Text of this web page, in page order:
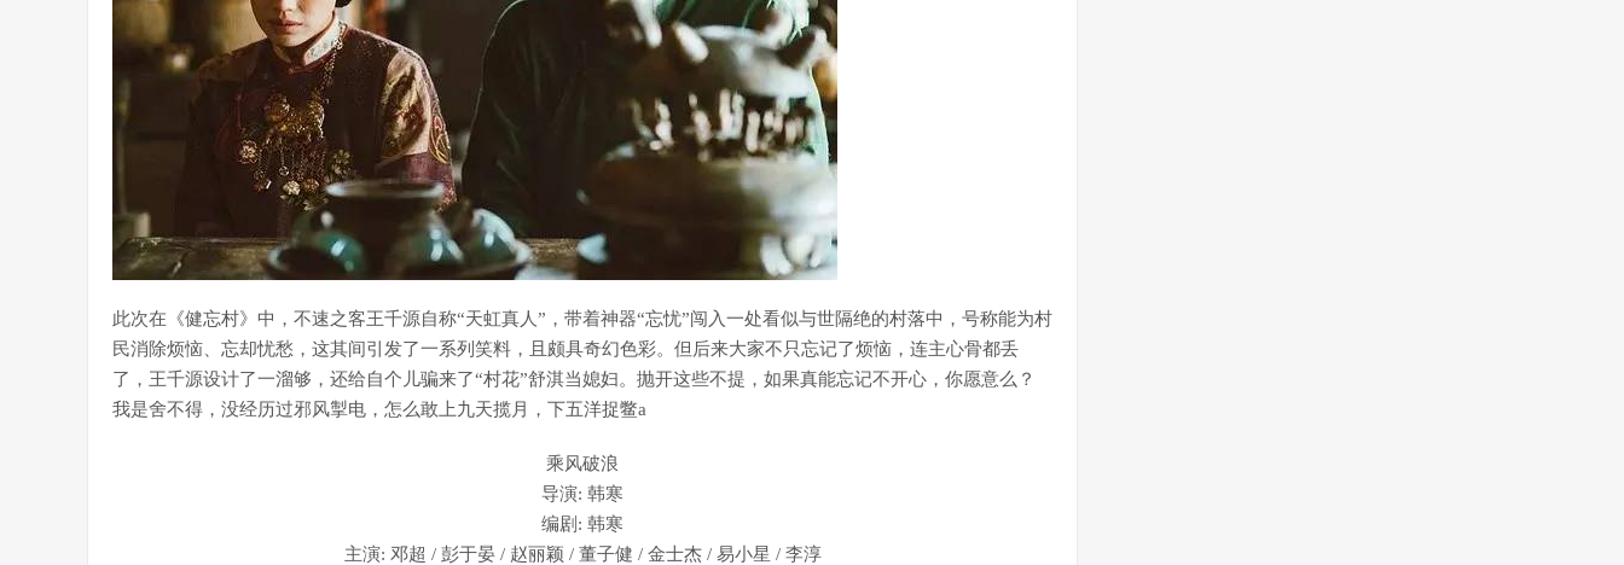
此次在《健忘村》中，不速之客王千源自称“天虹真人”，带着神器“忘忧”闯入一处看似与世隔绝的村落中，号称能为村
民消除烦恼、忘却忧愁，这其间引发了一系列笑料，且颇具奇幻色彩。但后来大家不只忘记了烦恼，连主心骨都丢
了，王千源设计了一溜够，还给自个儿骗来了“村花”舒淇当媳妇。抛开这些不提，如果真能忘记不开心，你愿意么？
我是舍不得，没经历过邪风掣电，怎么敢上九天揽月，下五洋捉鳖a
乘风破浪
导演: 韩寒
编剧: 韩寒
主演: 邓超 / 彭于晏 / 赵丽颖 / 董子健 / 金士杰 / 易小星 / 李淳